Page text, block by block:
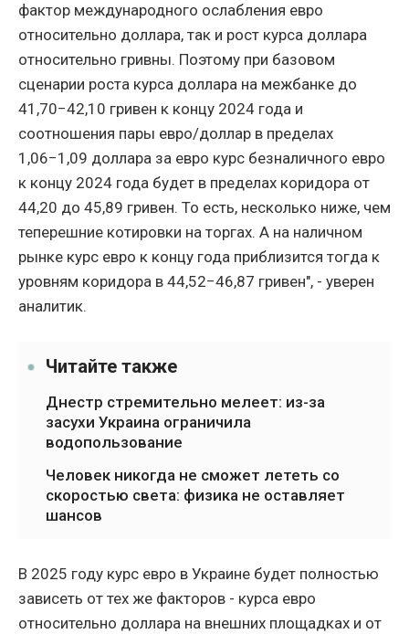
фактор международного ослабления евро
относительно доллара, так и рост курса доллара
относительно гривны. Поэтому при базовом
сценарии роста курса доллара на межбанке до
41,70−42,10 гривен к концу 2024 года и
соотношения пары евро/доллар в пределах
1,06−1,09 доллара за евро курс безналичного евро
к концу 2024 года будет в пределах коридора от
44,20 до 45,89 гривен. То есть, несколько ниже, чем
теперешние котировки на торгах. А на наличном
рынке курс евро к концу года приблизится тогда к
уровням коридора в 44,52−46,87 гривен", - уверен
аналитик.
Читайте также
Днестр стремительно мелеет: из-за
засухи Украина ограничила
водопользование
Человек никогда не сможет лететь со
скоростью света: физика не оставляет
шансов
В 2025 году курс евро в Украине будет полностью
зависеть от тех же факторов - курса евро
относительно доллара на внешних площадках и от